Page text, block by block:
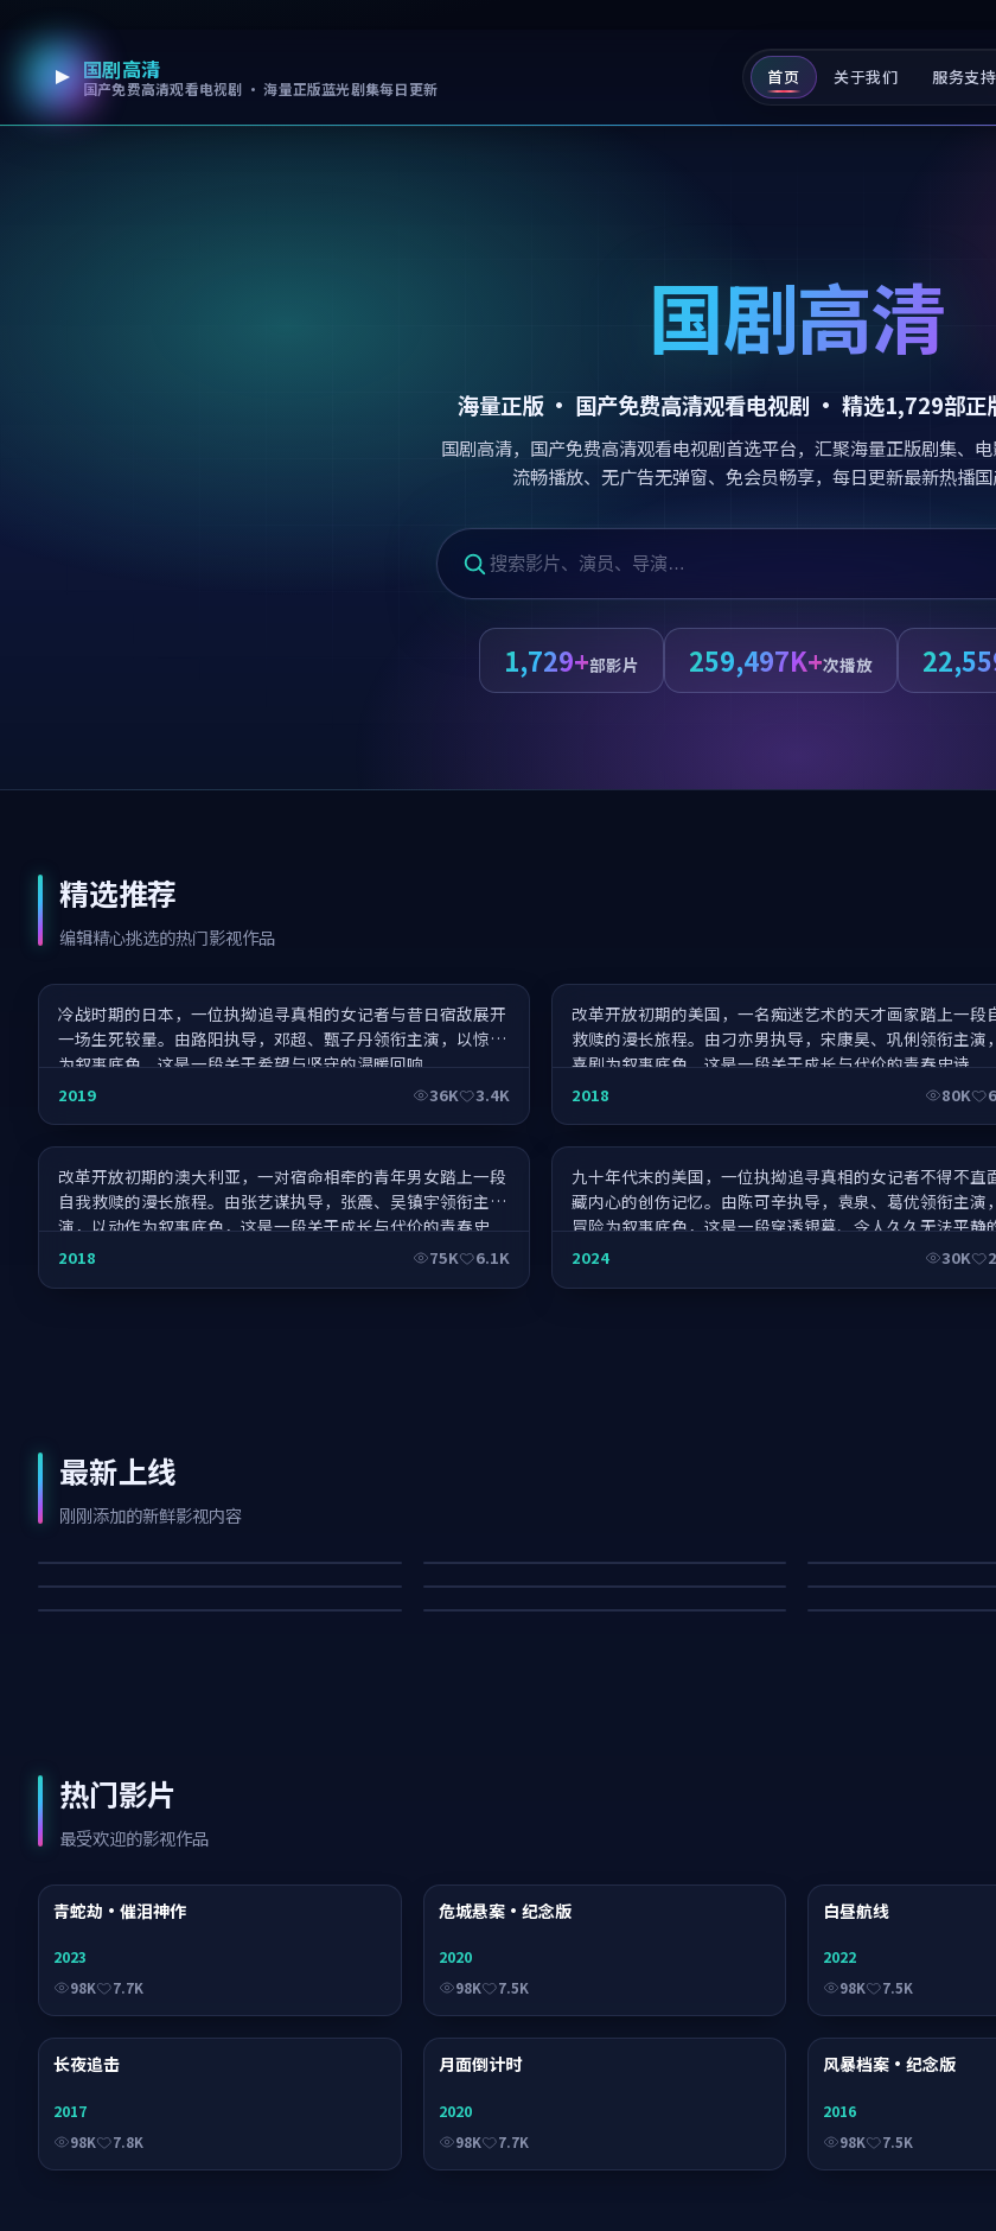
跳过导航，进入正文
国剧高清
国产免费高清观看电视剧 · 海量正版蓝光剧集每日更新 首页 关于我们 服务支持
国剧高清
海量正版 · 国产免费高清观看电视剧 · 精选1,729部正
国剧高清，国产免费高清观看电视剧首选平台，汇聚海量正版剧集、
流畅播放、无广告无弹窗、免会员畅享，每日更新最新热播国
1,729+部影片 259,497K+次播放
精选推荐
编辑精心挑选的热门影视作品
霸王别姬归来·IMAX 特别版
冷战时期的日本，一位执拗追寻真相的女记者与昔日宿敌展开
一场生死较量。由路阳执导，邓超、甄子丹领衔主演，以惊悚
为叙事底色，这是一段关于希望与坚守的温暖回响。
2019 36K 3.4K
改革开放初期的美国，一名痴迷艺术的天才画家踏上一段
救赎的漫长旅程。由刁亦男执导，宋康昊、巩俐领衔主演
喜剧为叙事底色，这是一段关于成长与代价的青春史诗。
2018 80K
寻芳记·年终压轴
改革开放初期的澳大利亚，一对宿命相牵的青年男女踏上一段
自我救赎的漫长旅程。由张艺谋执导，张震、吴镇宇领衔主
演，以动作为叙事底色，这是一段关于成长与代价的青春史
诗。
2018 75K 6.1K
重返二十岁·口碑爆棚
九十年代末的美国，一位执拗追寻真相的女记者不得不直
藏内心的创伤记忆。由陈可辛执导，袁泉、葛优领衔主演
冒险为叙事底色，这是一段穿透银幕、令人久久无法平静
程。
2024 30K
最新上线
刚刚添加的新鲜影视内容
狂潮密令
5.8K
月面审判·典藏
热门影片
最受欢迎的影视作品
青蛇劫·催泪神作
2023
98K 7.7K
危城悬案·纪念版
2020
98K 7.5K
白昼航线
2022
98K 7.5K
长夜追击
2017
98K 7.8K
月面倒计时
2020
98K 7.7K
风暴档案·纪念版
2016
98K 7.5K